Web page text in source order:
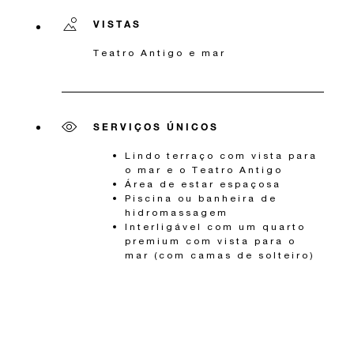
VISTAS
Teatro Antigo e mar
SERVIÇOS ÚNICOS
Lindo terraço com vista para
o mar e o Teatro Antigo
Área de estar espaçosa
Piscina ou banheira de
hidromassagem
Interligável com um quarto
premium com vista para o
mar (com camas de solteiro)